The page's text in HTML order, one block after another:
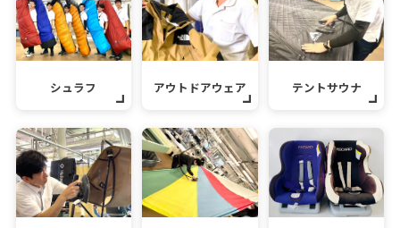
シュラフ アウトドアウェア テントサウナ